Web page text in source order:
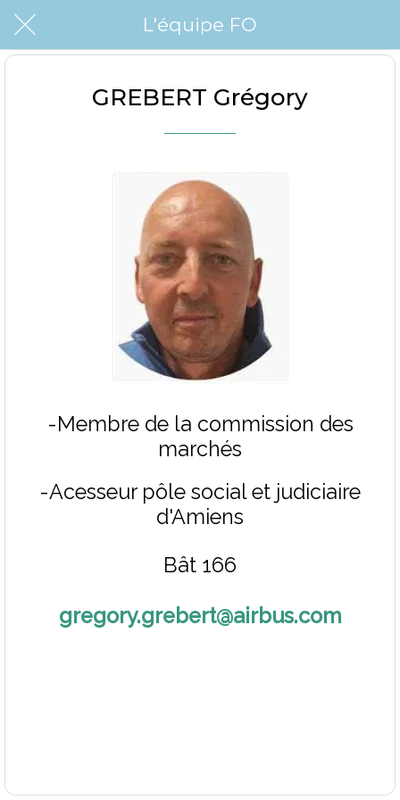
L'équipe FO
GREBERT Grégory
-Membre de la commission des
marchés
-Acesseur pôle social et judiciaire
d'Amiens
Bât 166
gregory.grebert@airbus.com